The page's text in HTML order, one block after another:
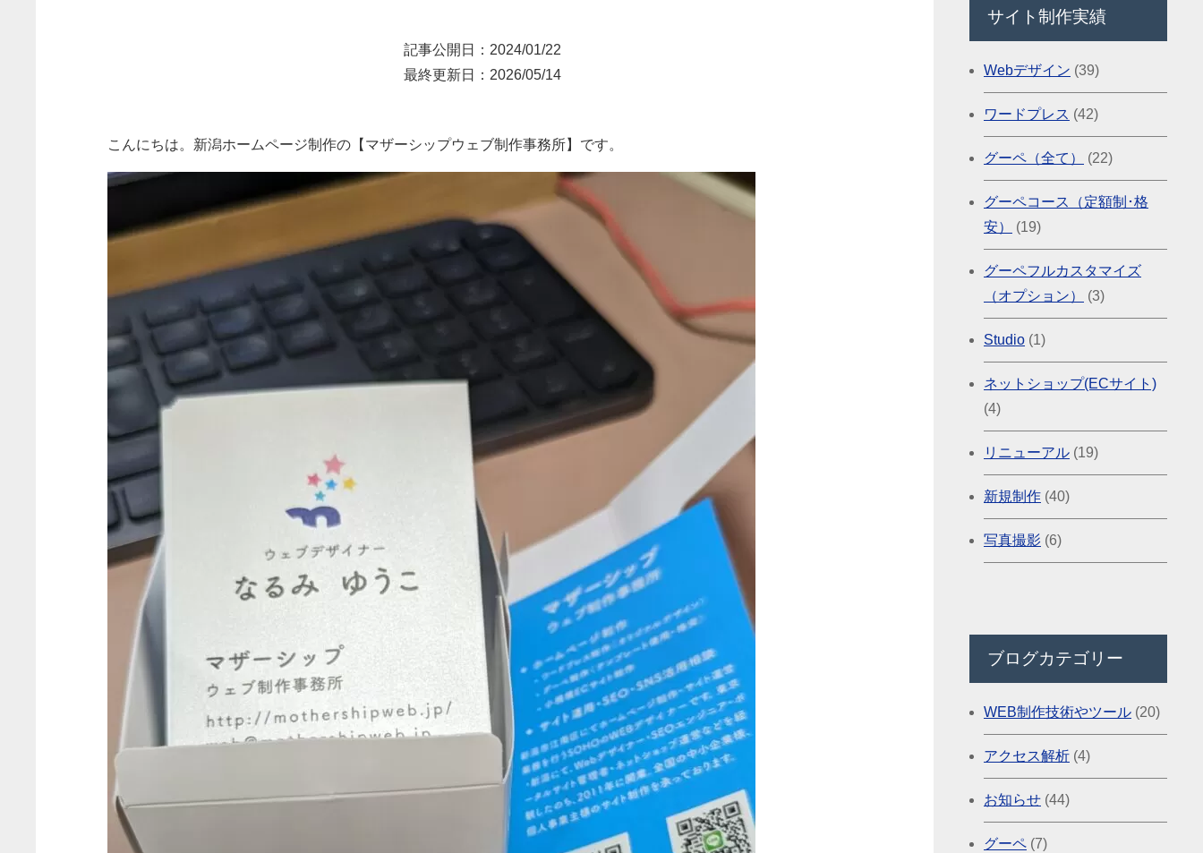
記事公開日： 2024/01/22
最終更新日： 2026/05/14
こんにちは。新潟ホームページ制作の【マザーシップウェブ制作事務所】です。
サイト制作実績
Webデザイン (39)
ワードプレス (42)
グーペ（全て） (22)
グーペコース（定額制･格
安）
(19)
グーペフルカスタマイズ
（オプション）
(3)
Studio (1)
ネットショップ(ECサイト)
(4)
リニューアル (19)
新規制作 (40)
写真撮影 (6)
ブログカテゴリー
WEB制作技術やツール (20)
アクセス解析 (4)
お知らせ (44)
グーペ (7)